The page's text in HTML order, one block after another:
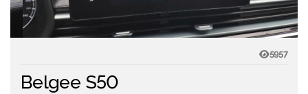
5957
Belgee S50